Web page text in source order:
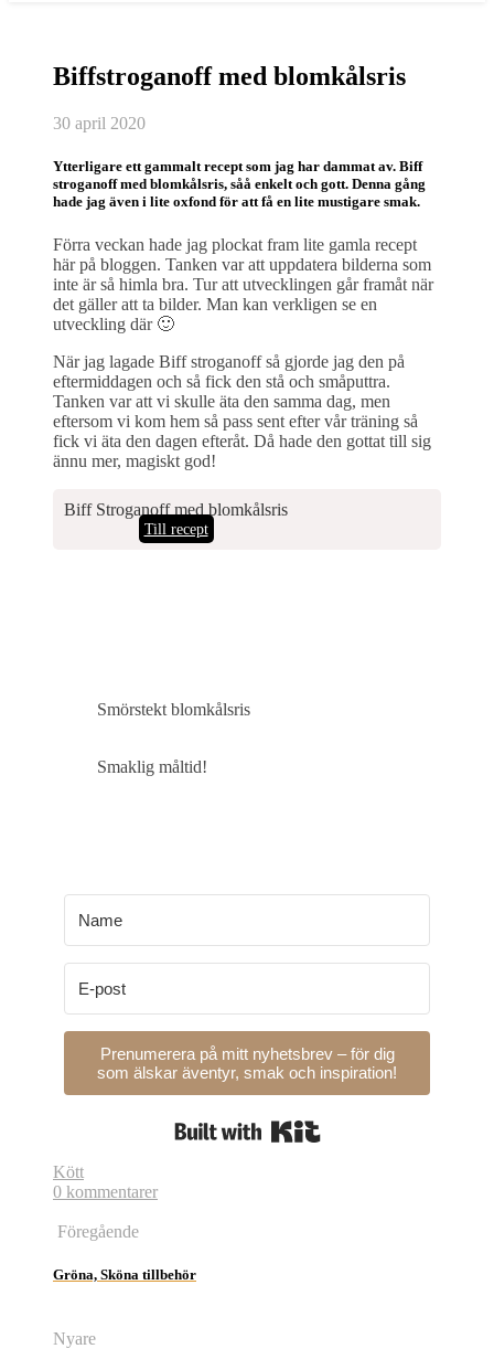
Biffstroganoff med blomkålsris
30 april 2020
Ytterligare ett gammalt recept som jag har dammat av. Biff
stroganoff med blomkålsris, såå enkelt och gott. Denna gång
hade jag även i lite oxfond för att få en lite mustigare smak.
Förra veckan hade jag plockat fram lite gamla recept
här på bloggen. Tanken var att uppdatera bilderna som
inte är så himla bra. Tur att utvecklingen går framåt när
det gäller att ta bilder. Man kan verkligen se en
utveckling där 🙂
När jag lagade Biff stroganoff så gjorde jag den på
eftermiddagen och så fick den stå och småputtra.
Tanken var att vi skulle äta den samma dag, men
eftersom vi kom hem så pass sent efter vår träning så
fick vi äta den dagen efteråt. Då hade den gottat till sig
ännu mer, magiskt god!
Biff Stroganoff med blomkålsris
Till recept
Smörstekt blomkålsris
Smaklig måltid!
Prenumerera på mitt nyhetsbrev – för dig
som älskar äventyr, smak och inspiration!
Kött
0 kommentarer
Föregående
Gröna, Sköna tillbehör
Nyare